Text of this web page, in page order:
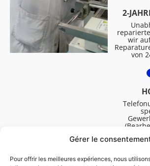
Gérer le
Pour offrir les meilleures expériences, nous
2-
wir
von
Montag